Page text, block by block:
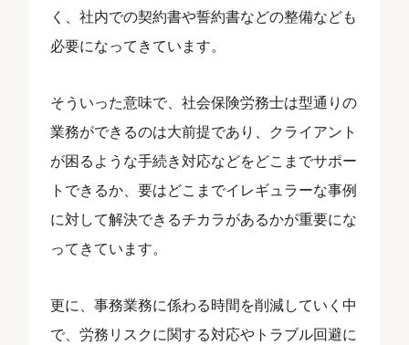
く、社内での契約書や誓約書などの整備なども
必要になってきています。
そういった意味で、社会保険労務士は型通りの
業務ができるのは大前提であり、クライアント
が困るような手続き対応などをどこまでサポー
トできるか、要はどこまでイレギュラーな事例
に対して解決できるチカラがあるかが重要にな
ってきています。
更に、事務業務に係わる時間を削減していく中
で、労務リスクに関する対応やトラブル回避に